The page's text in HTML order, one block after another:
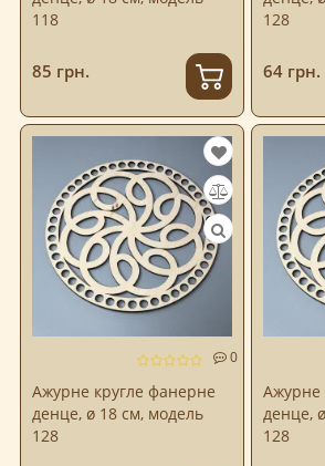
118
85 грн.
128
64 грн.
0
Ажурне кругле фанерне
денце, ø 18 см, модель
128
Ажурне
денце,
128